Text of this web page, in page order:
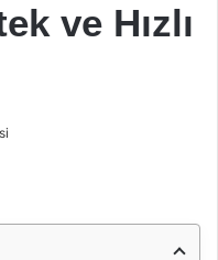
ve Hızlı